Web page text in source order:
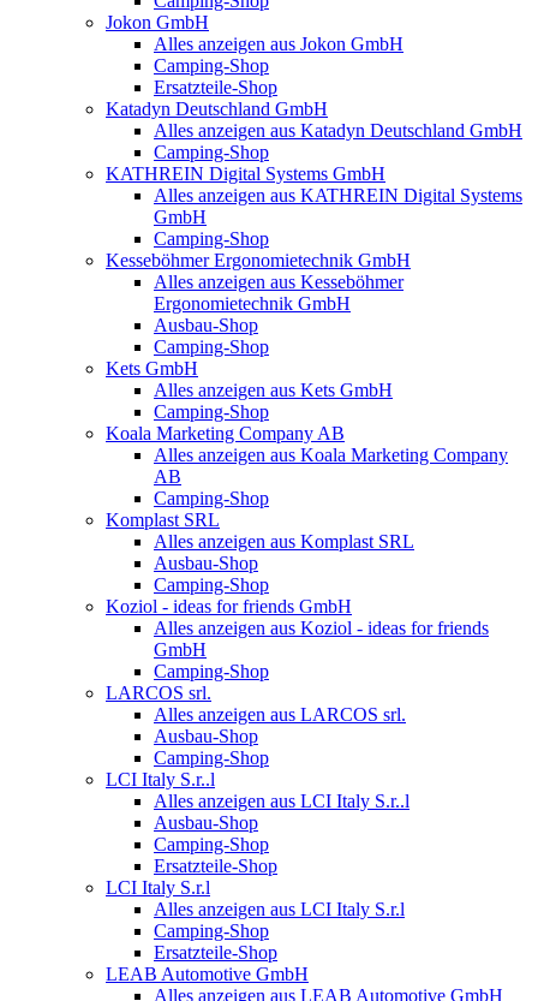
Jokon GmbH
Alles anzeigen aus Jokon GmbH
Camping-Shop
Ersatzteile-Shop
Katadyn Deutschland GmbH
Alles anzeigen aus Katadyn Deutschland GmbH
Camping-Shop
KATHREIN Digital Systems GmbH
Alles anzeigen aus KATHREIN Digital Systems
GmbH
Camping-Shop
Kesseböhmer Ergonomietechnik GmbH
Alles anzeigen aus Kesseböhmer
Ergonomietechnik GmbH
Ausbau-Shop
Camping-Shop
Kets GmbH
Alles anzeigen aus Kets GmbH
Camping-Shop
Koala Marketing Company AB
Alles anzeigen aus Koala Marketing Company
AB
Camping-Shop
Komplast SRL
Alles anzeigen aus Komplast SRL
Ausbau-Shop
Camping-Shop
Koziol - ideas for friends GmbH
Alles anzeigen aus Koziol - ideas for friends
GmbH
Camping-Shop
LARCOS srl.
Alles anzeigen aus LARCOS srl.
Ausbau-Shop
Camping-Shop
LCI Italy S.r..l
Alles anzeigen aus LCI Italy S.r..l
Ausbau-Shop
Camping-Shop
Ersatzteile-Shop
LCI Italy S.r.l
Alles anzeigen aus LCI Italy S.r.l
Camping-Shop
Ersatzteile-Shop
LEAB Automotive GmbH
Alles anzeigen aus LEAB Automotive GmbH